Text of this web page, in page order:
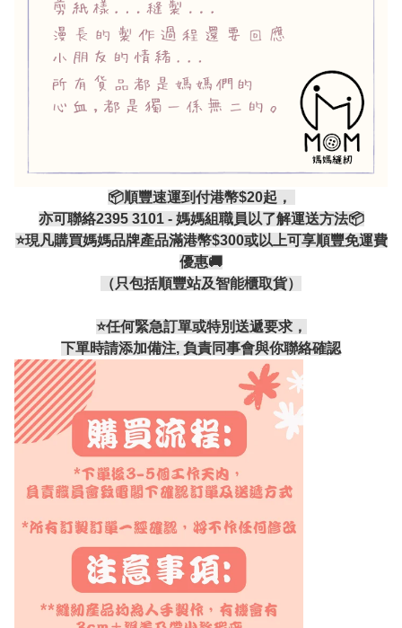
📦順豐速運到付港幣$20起，
亦可聯絡2395 3101 - 媽媽組職員以了解運送方法📦
⭐現凡購買媽媽品牌產品滿港幣$300或以上可享順豐免運費
優惠🚚
（只包括順豐站及智能櫃取貨）
⭐️任何緊急訂單或特別送遞要求，
下單時請添加備注, 負責同事會與你聯絡確認